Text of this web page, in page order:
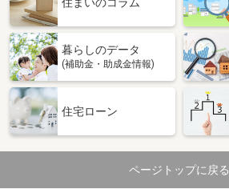
暮らしのデータ
(補助金・助成金情報)
住宅ローン
ページトップに戻る